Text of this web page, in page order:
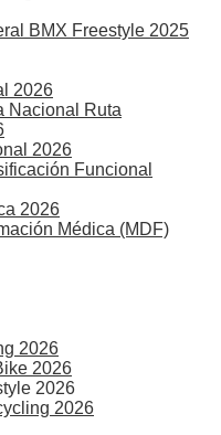
BMX Freestyle 2025
2026
Nacional Ruta
2026
Funcional
2026
Médica (MDF)
2026
2026
2026
2026